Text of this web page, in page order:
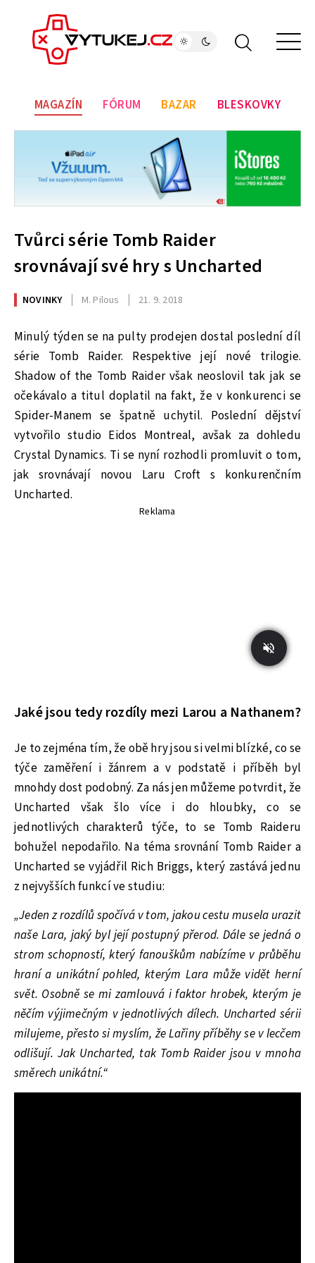
MAGAZÍN FÓRUM BAZAR BLESKOVKY
Tvůrci série Tomb Raider
srovnávají své hry s Uncharted
NOVINKY M. Pilous 21. 9. 2018
Minulý týden se na pulty prodejen dostal poslední díl
série Tomb Raider. Respektive její nové trilogie.
Shadow of the Tomb Raider však neoslovil tak jak se
očekávalo a titul doplatil na fakt, že v konkurenci se
Spider-Manem se špatně uchytil. Poslední dějství
vytvořilo studio Eidos Montreal, avšak za dohledu
Crystal Dynamics. Ti se nyní rozhodli promluvit o tom,
jak srovnávají novou Laru Croft s konkurenčním
Uncharted.
Reklama
Jaké jsou tedy rozdíly mezi Larou a Nathanem?
Je to zejména tím, že obě hry jsou si velmi blízké, co se
týče zaměření i žánrem a v podstatě i příběh byl
mnohdy dost podobný. Za nás jen můžeme potvrdit, že
Uncharted však šlo více i do hloubky, co se
jednotlivých charakterů týče, to se Tomb Raideru
bohužel nepodařilo. Na téma srovnání Tomb Raider a
Uncharted se vyjádřil Rich Briggs, který zastává jednu
z nejvyšších funkcí ve studiu:
„Jeden z rozdílů spočívá v tom, jakou cestu musela urazit
naše Lara, jaký byl její postupný přerod. Dále se jedná o
strom schopností, který fanouškům nabízíme v průběhu
hraní a unikátní pohled, kterým Lara může vidět herní
svět. Osobně se mi zamlouvá i faktor hrobek, kterým je
něčím výjimečným v jednotlivých dílech. Uncharted sérii
milujeme, přesto si myslím, že Lařiny příběhy se v lecčem
odlišují. Jak Uncharted, tak Tomb Raider jsou v mnoha
směrech unikátní.“